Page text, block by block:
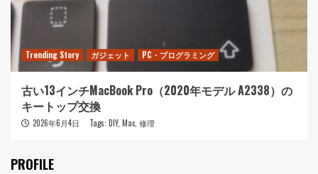
Trending Story ガジェット PC・プログラミング
古い13インチMacBook Pro（2020年モデル A2338）の
キートップ交換
2026年6月4日 Tags: DIY, Mac 修理
PROFILE